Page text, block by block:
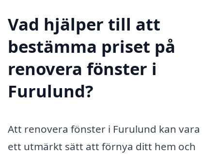
Vad hjälper till att
bestämma priset på
renovera fönster i
Furulund?
Att renovera fönster i Furulund kan vara
ett utmärkt sätt att förnya ditt hem och